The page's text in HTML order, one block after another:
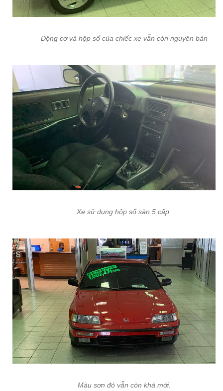
Động cơ và hộp số của chiếc xe vẫn còn nguyên bản
Xe sử dụng hộp số sàn 5 cấp.
Màu sơn đỏ vẫn còn khá mới.